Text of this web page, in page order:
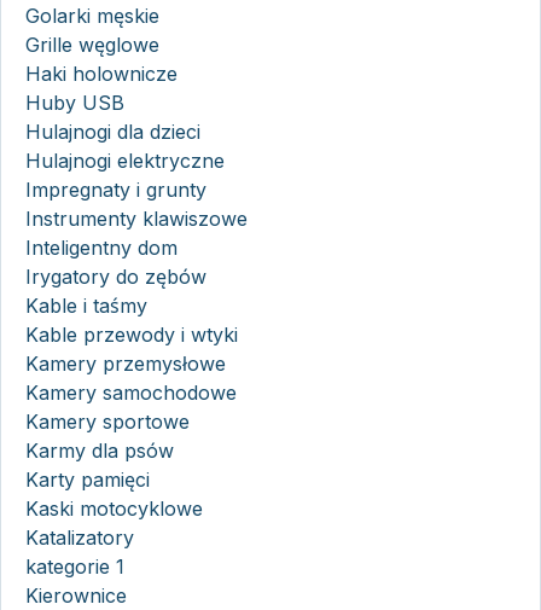
Golarki męskie
Grille węglowe
Haki holownicze
Huby USB
Hulajnogi dla dzieci
Hulajnogi elektryczne
Impregnaty i grunty
Instrumenty klawiszowe
Inteligentny dom
Irygatory do zębów
Kable i taśmy
Kable przewody i wtyki
Kamery przemysłowe
Kamery samochodowe
Kamery sportowe
Karmy dla psów
Karty pamięci
Kaski motocyklowe
Katalizatory
kategorie 1
Kierownice